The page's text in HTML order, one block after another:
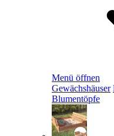
Menü öffnen
Gewächshäuser
Blumentöpfe